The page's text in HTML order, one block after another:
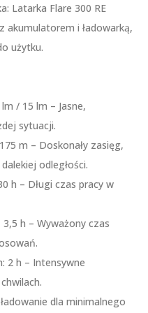
Latarka Flare 300 RE
akumulatorem i ładowarką,
użytku.
/ 15 lm – Jasne,
sytuacji.
m – Doskonały zasięg,
odległości.
h – Długi czas pracy w
h – Wyważony czas
2 h – Intensywne
dla minimalnego